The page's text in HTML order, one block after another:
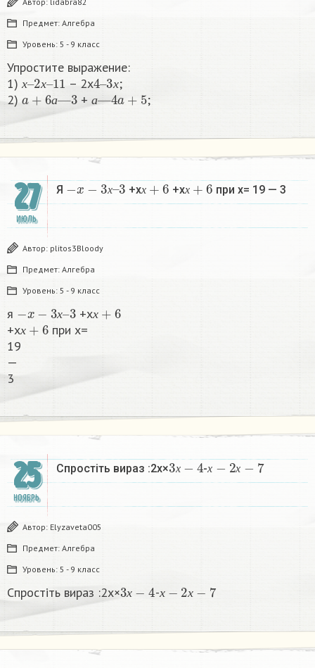
Предмет: Алгебра
Уровень: 5 - 9 класс
Упростите выражение:
1)х
х–
2
х
х–
11 – 2х х
4–
3х
;
2) a +6
а
а— 3 +а
а—4a ;​
27
ИЮЛЬ
Я
−x−3
х
х–
3
+хх
х+6
+хх
х+ 6
при х= 19 — 3​
Автор: plitos3Bloody
Предмет: Алгебра
Уровень: 5 - 9 класс
я х
– +хх
+хх
+
при х=
19
—
3​
25
НОЯБРЬ
Спростіть вираз :2х× х
3х−4
-х
х−2
х
х−7
Автор: Elyzaveta005
Предмет: Алгебра
Уровень: 5 - 9 класс
Спростіть вираз :2х× х
3 - х х